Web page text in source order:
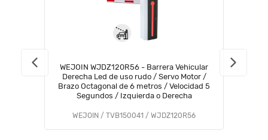
WEJOIN WJDZ120R56 - Barrera Vehicular
Derecha Led de uso rudo / Servo Motor /
Brazo Octagonal de 6 metros / Velocidad 5
Segundos / Izquierda o Derecha
WEJOIN / TVB150041 / WJDZ120R56